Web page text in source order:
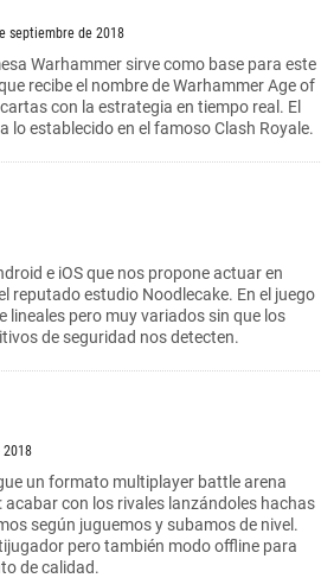
septiembre de 2018
Warhammer sirve como base para este
recibe el nombre de Warhammer Age of
con la estrategia en tiempo real. El
lo establecido en el famoso Clash Royale.
e iOS que nos propone actuar en
reputado estudio Noodlecake. En el juego
pero muy variados sin que los
de seguridad nos detecten.
2018
un formato multiplayer battle arena
con los rivales lanzándoles hachas
según juguemos y subamos de nivel.
pero también modo offline para
de calidad.